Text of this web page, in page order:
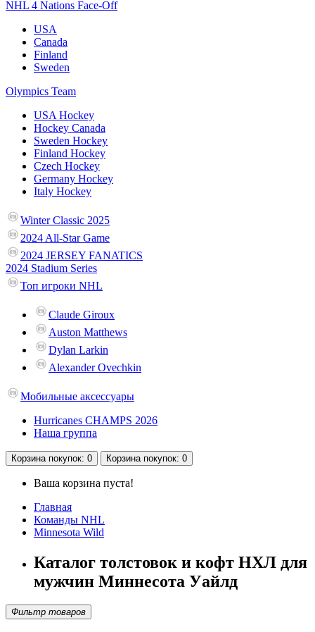
NHL 4 Nations Face-Off
USA
Canada
Finland
Sweden
Olympics Team
USA Hockey
Hockey Canada
Sweden Hockey
Finland Hockey
Czech Hockey
Germany Hockey
Italy Hockey
Winter Classic 2025
2024 All-Star Game
2024 JERSEY FANATICS
2024 Stadium Series
Топ игроки NHL
Claude Giroux
Auston Matthews
Dylan Larkin
Alexander Ovechkin
Мобильные аксессуары
Hurricanes CHAMPS 2026
Наша группа
Корзина покупок: 0 Корзина покупок: 0
Ваша корзина пуста!
Главная
Команды NHL
Minnesota Wild
Каталог толстовок и кофт НХЛ для
мужчин Миннесота Уайлд
Фильтр товаров